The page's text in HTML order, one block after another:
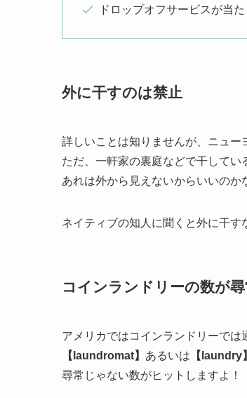
外に干すのは禁止
ドロップオフサービスが当
外に干すのは禁止
詳しいことは知りませんが、ニュ
ただ、一軒家の裏庭などで干してい
ネイティブの知人に聞くと外に干